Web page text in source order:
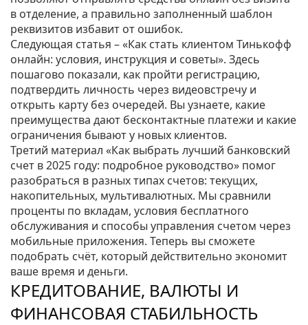
в отделение, а правильно заполненный шаблон
реквизитов избавит от ошибок.
Следующая статья – «Как стать клиентом Тинькофф
онлайн: условия, инструкция и советы». Здесь
пошагово показали, как пройти регистрацию,
подтвердить личность через видеовстречу и
открыть карту без очередей. Вы узнаете, какие
преимущества дают бесконтактные платежи и какие
ограничения бывают у новых клиентов.
Третий материал «Как выбрать лучший банковский
счет в 2025 году: подробное руководство» помог
разобраться в разных типах счетов: текущих,
накопительных, мультивалютных. Мы сравнили
проценты по вкладам, условия бесплатного
обслуживания и способы управления счетом через
мобильные приложения. Теперь вы сможете
подобрать счёт, который действительно экономит
ваше время и деньги.
КРЕДИТОВАНИЕ, ВАЛЮТЫ И
ФИНАНСОВАЯ СТАБИЛЬНОСТЬ